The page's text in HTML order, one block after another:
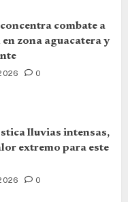
combate a
zona aguacatera y
0
lluvias intensas,
extremo para este
0